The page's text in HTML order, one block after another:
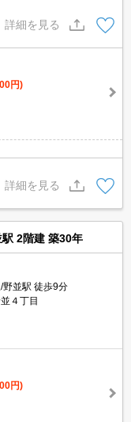
詳細を見る
円)
詳細を見る
2階建 築30年
野並駅 徒歩9分
４丁目
円)